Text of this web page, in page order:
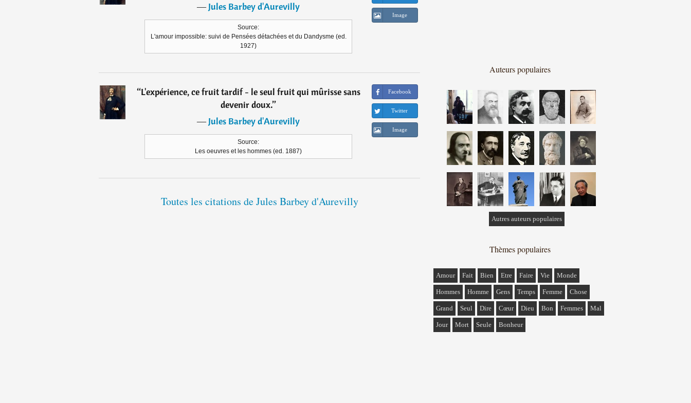
―Jules Barbey d'Aurevilly
Source:
L'amour impossible: suivi de Pensées détachées et du Dandysme (ed.
1927)
Image
“L'expérience, ce fruit tardif - le seul fruit qui mûrisse sans
devenir doux.”
―Jules Barbey d'Aurevilly
Source:
Les oeuvres et les hommes (ed. 1887)
Facebook
Twitter
Image
Toutes les citations de Jules Barbey d'Aurevilly
Auteurs populaires
Autres auteurs populaires
Thèmes populaires
Amour Fait Bien Etre Faire Vie Monde
Hommes Homme Gens Temps Femme Chose
Grand Seul Dire Cœur Dieu Bon Femmes Mal
Jour Mort Seule Bonheur